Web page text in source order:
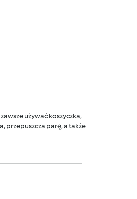
używać koszyczka,
przepuszcza parę, a także